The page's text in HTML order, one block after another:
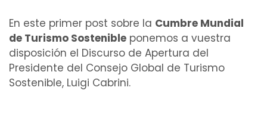
En este primer post sobre la Cumbre Mundial
de Turismo Sostenible ponemos a vuestra
disposición el Discurso de Apertura del
Presidente del Consejo Global de Turismo
Sostenible, Luigi Cabrini.